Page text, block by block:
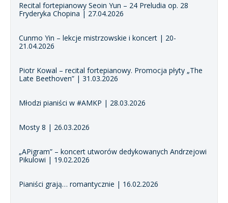
Recital fortepianowy Seoin Yun – 24 Preludia op. 28
Fryderyka Chopina | 27.04.2026
Cunmo Yin – lekcje mistrzowskie i koncert | 20-
21.04.2026
Piotr Kowal – recital fortepianowy. Promocja płyty „The
Late Beethoven” | 31.03.2026
Młodzi pianiści w #AMKP | 28.03.2026
Mosty 8 | 26.03.2026
„APigram” – koncert utworów dedykowanych Andrzejowi
Pikulowi | 19.02.2026
Pianiści grają… romantycznie | 16.02.2026